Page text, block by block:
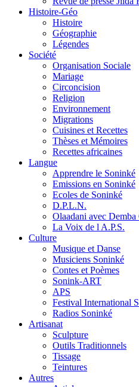
Histoire-Géo
Histoire
Géographie
Légendes
Société
Organisation Sociale
Mariage
Circoncision
Religion
Environnement
Migrations
Cuisines et Recettes
Thèses et Mémoires
Recettes africaines
Langue
Apprendre le Soninké
Emissions en Soninké
Ecoles de Soninké
D.P.L.N.
Olaadani avec Demba
La Voix de l A.P.S.
Culture
Musique et Danse
Musiciens Soninké
Contes et Poèmes
Sonink-ART
APS
Festival International
Radios Soninké
Artisanat
Sculpture
Outils Traditionnels
Tissage
Teintures
Autres